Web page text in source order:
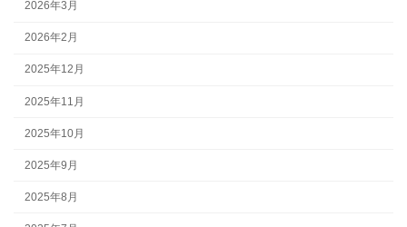
2026年3月
2026年2月
2025年12月
2025年11月
2025年10月
2025年9月
2025年8月